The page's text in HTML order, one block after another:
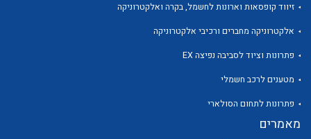
זיווד קופסאות וארונות לחשמל, בקרה ואלקטרוניקה
אלקטרוניקה מחברים ורכיבי אלקטרוניקה
פתרונות וציוד לסביבה נפיצה EX
מטענים לרכב חשמלי
פתרונות לתחום הסולארי
מאמרים